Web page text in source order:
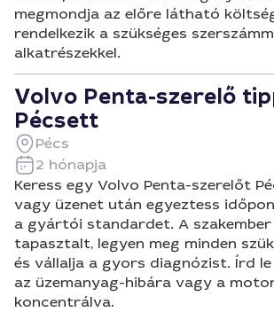
megmondja az előre látható
rendelkezik a szükséges
alkatrészekkel.
Volvo Penta-szerelő
Pécsett
Pécs
2 hónapja
Keress egy Volvo Penta-szerelőt
vagy üzenet után egyeztess
a gyártói standardet. A szakember
tapasztalt, legyen meg minden
és vállalja a gyors diagnózist. Írd
az üzemanyag-hibára vagy a
koncentrálva.